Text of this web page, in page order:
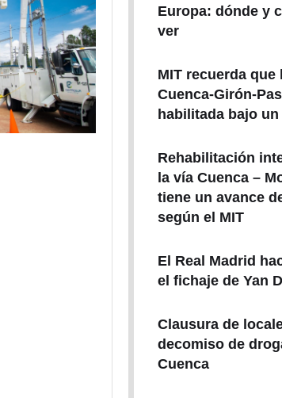
Europa: dónde y
ver
MIT recuerda que
Cuenca-Girón-
habilitada bajo
Rehabilitación
la vía Cuenca –
tiene un avance
según el MIT
El Real Madrid
el fichaje de Yan
Clausura de
decomiso de
Cuenca